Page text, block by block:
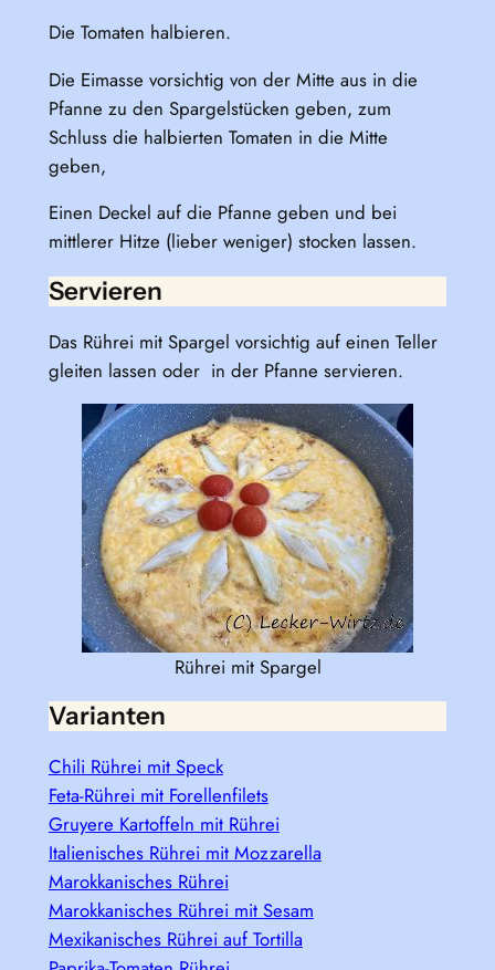
Die Tomaten halbieren.
Die Eimasse vorsichtig von der Mitte aus in die
Pfanne zu den Spargelstücken geben, zum
Schluss die halbierten Tomaten in die Mitte
geben,
Einen Deckel auf die Pfanne geben und bei
mittlerer Hitze (lieber weniger) stocken lassen.
Servieren
Das Rührei mit Spargel vorsichtig auf einen Teller
gleiten lassen oder in der Pfanne servieren.
Rührei mit Spargel
Varianten
Chili Rührei mit Speck
Feta-Rührei mit Forellenfilets
Gruyere Kartoffeln mit Rührei
Italienisches Rührei mit Mozzarella
Marokkanisches Rührei
Marokkanisches Rührei mit Sesam
Mexikanisches Rührei auf Tortilla